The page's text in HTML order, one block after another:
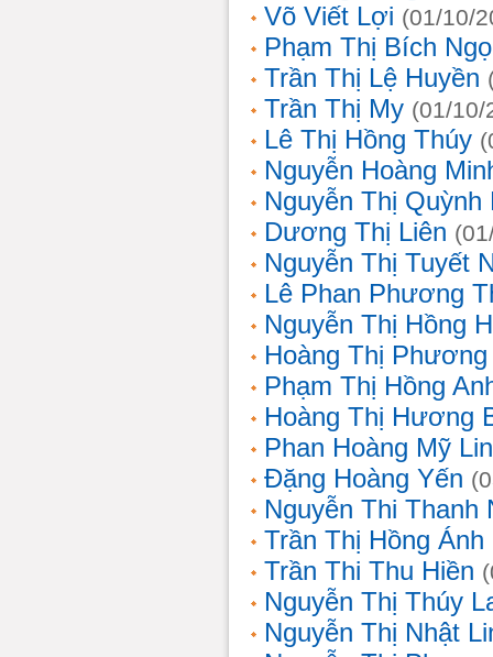
Võ Viết Lợi (01/10/
Phạm Thị Bích
Trần Thị Lệ Huyền
Trần Thị My (01/10/
Lê Thị Hồng Thúy
Nguyễn Hoàng
Nguyễn Thị Quỳnh
Dương Thị Liên
Nguyễn Thị Tuyết
Lê Phan Phương
Nguyễn Thị Hồng
Hoàng Thị Phương
Phạm Thị Hồng
Hoàng Thị Hương
Phan Hoàng Mỹ
Đặng Hoàng Yến
Nguyễn Thi Thanh
Trần Thị Hồng Ánh
Trần Thi Thu Hiền
Nguyễn Thị Thúy
Nguyễn Thị Nhật